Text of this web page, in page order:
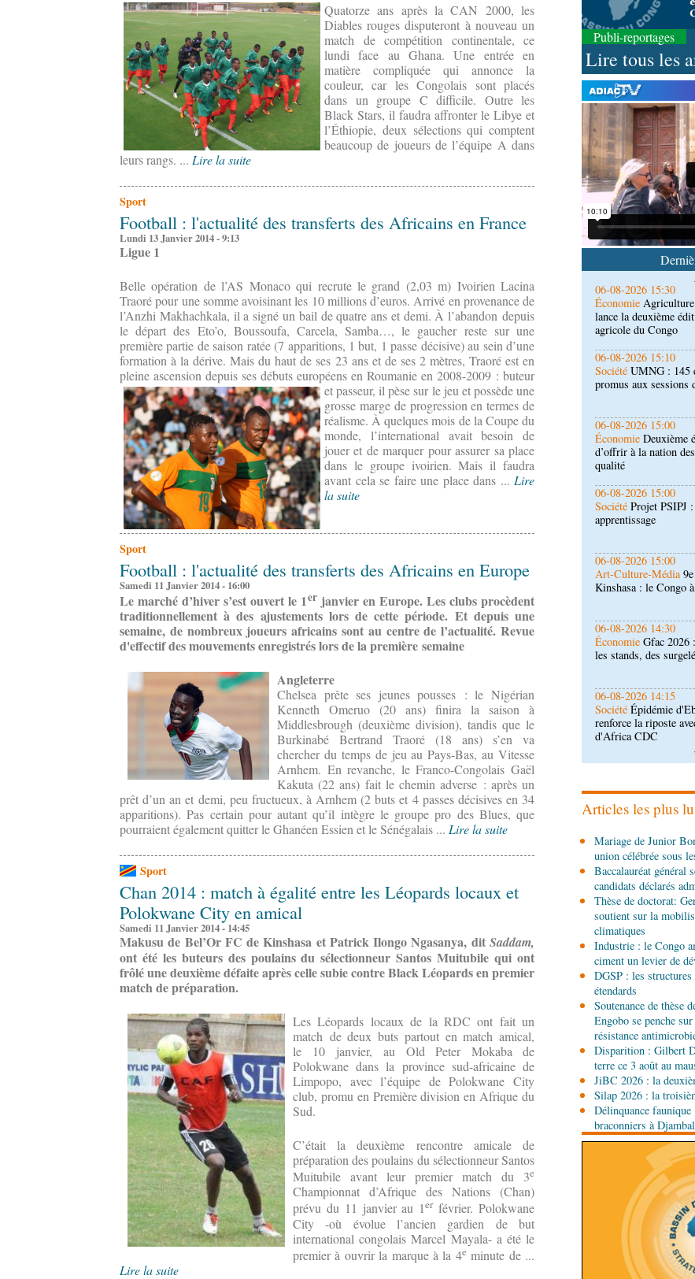
Quatorze ans après la CAN 2000, les
Diables rouges disputeront à nouveau un
match de compétition continentale, ce
lundi face au Ghana. Une entrée en
matière compliquée qui annonce la
couleur, car les Congolais sont placés
dans un groupe C difficile. Outre les
Black Stars, il faudra affronter le Libye et
l’Éthiopie, deux sélections qui comptent
beaucoup de joueurs de l’équipe A dans
leurs rangs. ... Lire la suite
Sport
Football : l'actualité des transferts des Africains en France
Lundi 13 Janvier 2014 - 9:13
Ligue 1
Belle opération de l’AS Monaco qui recrute le grand (2,03 m) Ivoirien Lacina
Traoré pour une somme avoisinant les 10 millions d’euros. Arrivé en provenance de
l’Anzhi Makhachkala, il a signé un bail de quatre ans et demi. À l’abandon depuis
le départ des Eto’o, Boussoufa, Carcela, Samba…, le gaucher reste sur une
première partie de saison ratée (7 apparitions, 1 but, 1 passe décisive) au sein d’une
formation à la dérive. Mais du haut de ses 23 ans et de ses 2 mètres, Traoré est en
pleine ascension depuis ses débuts européens en Roumanie en 2008-2009 : buteur
et passeur, il pèse surle jeu et possède une
grosse marge de progression en termes de
réalisme. À quelques mois de la Coupe du
monde, l’international avait besoin de
jouer et de marquer pour assurer sa place
dans le groupe ivoirien. Mais il faudra
avant cela se faire une place dans ... Lire
la suite
Sport
Football : l'actualité des transferts des Africains en Europe
Samedi 11 Janvier 2014 - 16:00
Le marché d’hiver s’est ouvert le 1erjanvier en Europe. Les clubs procèdent
traditionnellement à des ajustements lors de cette période. Et depuis une
semaine, de nombreux joueurs africains sont au centre de l’actualité. Revue
d'effectif des mouvements enregistrés lors de la première semaine
Angleterre
Chelsea prête ses jeunes pousses : le Nigérian
Kenneth Omeruo (20 ans) finira la saison à
Middlesbrough (deuxième division), tandis que le
Burkinabé Bertrand Traoré (18 ans) s’en va
chercher du temps de jeu au Pays-Bas, au Vitesse
Arnhem. En revanche, le Franco-Congolais Gaël
Kakuta (22 ans) fait le chemin adverse : après un
prêt d’un an et demi, peu fructueux, à Arnhem (2 buts et 4 passes décisives en 34
apparitions). Pas certain pour autant qu’il intègre le groupe pro des Blues, que
pourraient également quitter le Ghanéen Essien et le Sénégalais ... Lire la suite
Sport
Chan 2014 : match à égalité entre les Léopards locaux et
Polokwane City en amical
Samedi 11 Janvier 2014 - 14:45
Makusu de Bel’Or FC de Kinshasa et Patrick Ilongo Ngasanya, dit Saddam,
ont été les buteurs des poulains du sélectionneur Santos Muitubile qui ont
frôlé une deuxième défaite après celle subie contre Black Léopards en premier
match de préparation.
Les Léopards locaux de la RDC ont fait un
match de deux buts partout en match amical,
le 10 janvier, au Old Peter Mokaba de
Polokwane dans la province sud-africaine de
Limpopo, avec l’équipe de Polokwane City
club, promu en Première division en Afrique du
Sud.
C’était la deuxième rencontre amicale de
préparation des poulains du sélectionneur Santos
Muitubile avant leur premier match du 3e
Championnat d’Afrique des Nations (Chan)
prévu du 11 janvier au 1erfévrier. Polokwane
City -où évolue l’ancien gardien de but
international congolais Marcel Mayala- a été le
premier à ouvrir la marque à la 4eminute de ...
Lire la suite
Publi-reportages
Lire tous les
06-08-2026 16:30
SociétéDiaspora :
l'étranger à Brazzaville
06-08-2026 15:30
lance la deuxième
agricole du Congo
06-08-2026 15:10
SociétéUMNG : 145
promus aux sessions
06-08-2026 15:00
ÉconomieDeuxième
d’offrir à la nation
06-08-2026 15:00
SociétéProjet PSIPJ
apprentissage
06-08-2026 15:00
Art-Culture-Média
Kinshasa : le Congo à
06-08-2026 14:30
ÉconomieGfac 2026
les stands, des
06-08-2026 14:15
SociétéÉpidémie
renforce la riposte
06-08-2026 12:38
SportCommuniqué :
ambassadrice de la
Brazzaville
06-08-2026 09:30
Ecofin s’imprègne
PolitiqueVie des
Pierre Oba jettent les
fructueuse
06-08-2026 08:30
Afrique-Monde
l'ONU cachent la
contrôle des ressources
05-08-2026 22:10
ÉconomieEconomie
Noire pour la
non ligneux
05-08-2026 17:32
SportHandball: le
05-08-2026 13:10
Art-Culture-Média
naissance du
l’ambassade du
l'événement
Articles les plus
Mariage de Junior
union célébrée sous
Baccalauréat général
candidats déclarés
Thèse de doctorat:
soutient sur la
climatiques
Industrie : le Congo
ciment un levier de
DGSP : les
étendards
Soutenance de thèse
Engobo se penche
résistance
Disparition : Gilbert
terre ce 3 août au
JiBC 2026 : la
Silap 2026 : la
Délinquance
braconniers à